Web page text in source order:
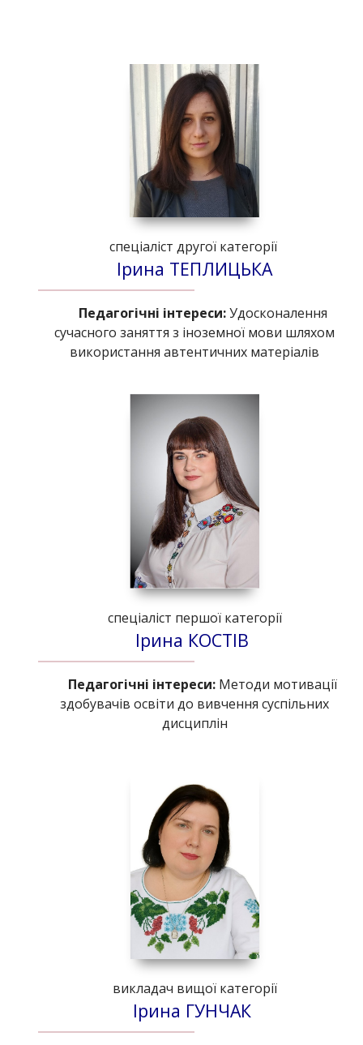
спеціаліст другої категорії
Ірина ТЕПЛИЦЬКА
Педагогічні інтереси:Удосконалення
сучасного заняття з іноземної мови шляхом
використання автентичних матеріалів
спеціаліст першої категорії
Ірина КОСТІВ
Педагогічні інтереси: Методи мотивації
здобувачів освіти до вивчення суспільних
дисциплін
викладач вищої категорії
Ірина ГУНЧАК